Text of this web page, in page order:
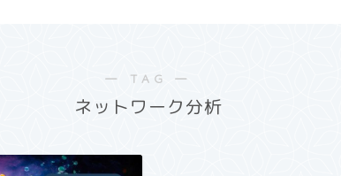
― TAG ―
ネットワーク分析